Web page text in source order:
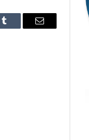
Tumblr
E-